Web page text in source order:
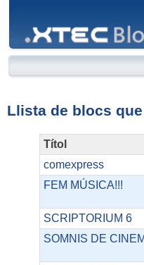
Llista de blocs
Títol
comexpress
FEM MÚSICA!!!
SCRIPTORIUM 6
SOMNIS DE